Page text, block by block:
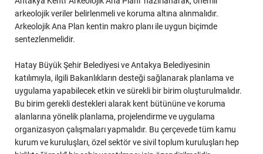
arkeolojik veriler belirlenmeli ve koruma altına alınmalıdır.
Arkeolojik Ana Plan kentin makro planı ile uygun biçimde
sentezlenmelidir.
Hatay Büyük Şehir Belediyesi ve Antakya Belediyesinin
katılımıyla, ilgili Bakanlıkların desteği sağlanarak planlama ve
uygulama yapabilecek etkin ve sürekli bir birim oluşturulmalıdır.
Bu birim gerekli destekleri alarak kent bütününe ve koruma
alanlarına yönelik planlama, projelendirme ve uygulama
organizasyon çalışmaları yapmalıdır. Bu çerçevede tüm kamu
kurum ve kuruluşları, özel sektör ve sivil toplum kuruluşları hep